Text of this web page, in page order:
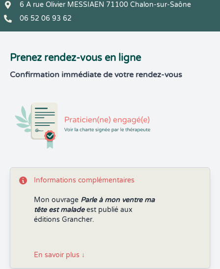
6 A rue Olivier MESSIAEN 71100 Chalon-sur-Saône
06 52 06 93 62
Prenez rendez-vous en ligne
Confirmation immédiate de votre rendez-vous
Informations complémentaires
Mon ouvrage Parle à mon ventre ma
tête est maladeest publié aux
éditions Grancher.
En savoir plus ↓